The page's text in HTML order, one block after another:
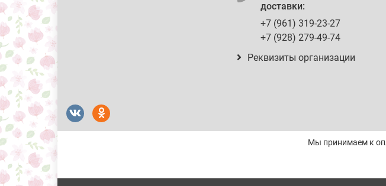
доставки:
+7 (961) 319-23-27
+7 (928) 279-49-74
Реквизиты организации
Мы принимаем к